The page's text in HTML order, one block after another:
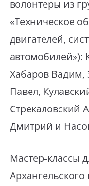
волонтеры из
«Техническое
двигателей,
автомобилей»):
Хабаров Вадим,
Павел,
Стрекаловский
Дмитрий и
⁣Мастер‑классы
Архангельского